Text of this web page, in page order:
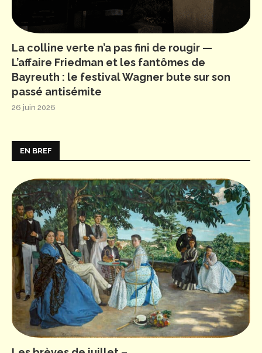
La colline verte n’a pas fini de rougir —
L’affaire Friedman et les fantômes de
Bayreuth : le festival Wagner bute sur son
passé antisémite
26 juin 2026
EN BREF